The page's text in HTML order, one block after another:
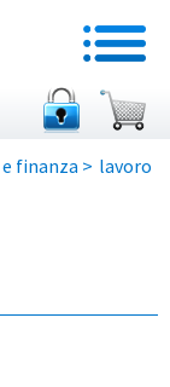
finanza > lavoro